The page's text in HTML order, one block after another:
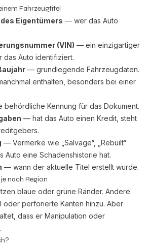
Fahrzeugtitel
Eigentümers — wer das Auto
(VIN) — ein einzigartiger
das Auto identifiziert.
— grundlegende Fahrzeugdaten.
enthalten, besonders bei einer
Kennung für das Dokument.
— hat das Auto einen Kredit, steht
— Vermerke wie „Salvage“, „Rebuilt“
Auto eine Schadenshistorie hat.
— wann der aktuelle Titel erstellt wurde.
nach Region
blaue oder grüne Ränder. Andere
oder perforierte Kanten hinzu. Aber
dass er Manipulation oder